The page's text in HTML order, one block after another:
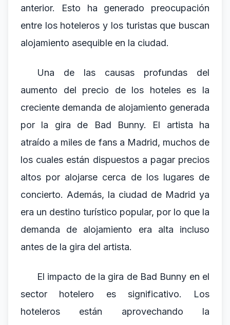
anterior. Esto ha generado preocupación
entre los hoteleros y los turistas que buscan
alojamiento asequible en la ciudad.
Una de las causas profundas del
aumento del precio de los hoteles es la
creciente demanda de alojamiento generada
por la gira de Bad Bunny. El artista ha
atraído a miles de fans a Madrid, muchos de
los cuales están dispuestos a pagar precios
altos por alojarse cerca de los lugares de
concierto. Además, la ciudad de Madrid ya
era un destino turístico popular, por lo que la
demanda de alojamiento era alta incluso
antes de la gira del artista.
El impacto de la gira de Bad Bunny en el
sector hotelero es significativo. Los
hoteleros están aprovechando la